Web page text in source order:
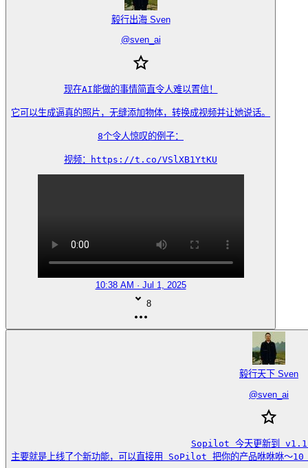
毅行出海 Sven
@sven_ai
现在AI能做的事情简直令人难以置信！
它可以生成逼真的照片，无缝添加物体，转换成视频并让她说话。
8个令人惊叹的例子：
视频：https://t.co/VSlXB1YtKU
10:38 AM · Jul 1, 2025
8
毅行天下 Sven
@sven_ai
Sopilot 今天更新到
主要就是上线了个新功能，可以直接用 SoPilot 把你的产品咻咻咻～